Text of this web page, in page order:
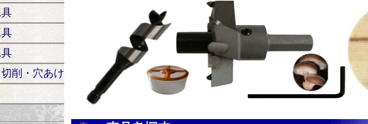
削・穴あけ